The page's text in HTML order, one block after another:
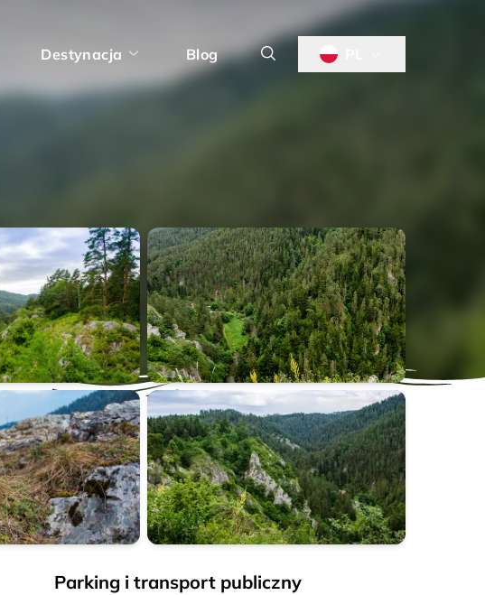
Destynacja Blog
Ihrík
Parking i transport publiczny